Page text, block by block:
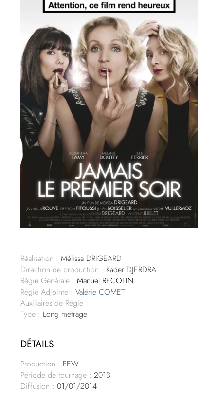
Réalisation : Mélissa DRIGEARD
Direction de production : Kader DJERDRA
Régie Générale :Manuel RECOLIN
Régie Adjointe : Valérie COMET
Auxiliaires de Régie :
Type : Long métrage
DÉTAILS
Production : FEW
Période de tournage : 2013
Diffusion : 01/01/2014